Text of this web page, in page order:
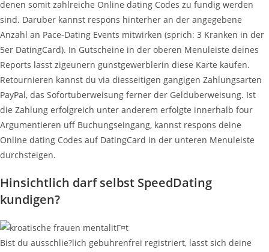
denen somit zahlreiche Online dating Codes zu fundig werden
sind. Daruber kannst respons hinterher an der angegebene
Anzahl an Pace-Dating Events mitwirken (sprich: 3 Kranken in der
5er DatingCard). In Gutscheine in der oberen Menuleiste deines
Reports lasst zigeunern gunstgewerblerin diese Karte kaufen.
Retournieren kannst du via diesseitigen gangigen Zahlungsarten
PayPal, das Sofortuberweisung ferner der Gelduberweisung. Ist
die Zahlung erfolgreich unter anderem erfolgte innerhalb four
Argumentieren uff Buchungseingang, kannst respons deine
Online dating Codes auf DatingCard in der unteren Menuleiste
durchsteigen.
Hinsichtlich darf selbst SpeedDating
kundigen?
Bist du ausschlie?lich gebuhrenfrei registriert, lasst sich deine